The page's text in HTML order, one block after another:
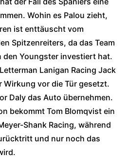
Wohin es Palou zieht,
ist enttäuscht vom
Spitzenreiters, da das Team
den Youngster investiert hat.
Lanigan Racing Jack
vor die Tür gesetzt.
Daly das Auto übernehmen.
bekommt Tom Blomqvist ein
Shank Racing, während
und nur noch das